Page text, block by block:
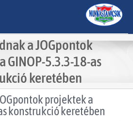
a JOGpontok
GINOP-5.3.3-18-as
keretében
projektek a
konstrukció keretében